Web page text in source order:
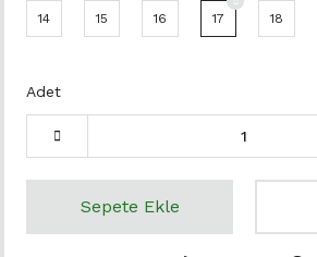
14 15 16 17 18
Adet
Sepete Ekle